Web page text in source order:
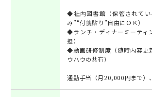
◆社内図書館（保管されてい
み”“付箋貼り”自由にＯＫ）
◆ランチ・ディナーミーティ
担）
◆動画研修制度（随時内容更
ウハウの共有）
通勤手当（月20,000円まで）